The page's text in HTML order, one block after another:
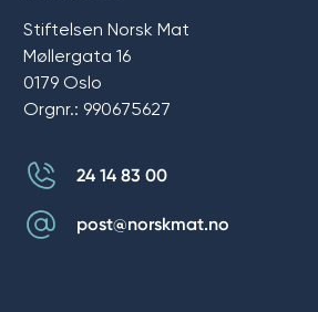
Stiftelsen Norsk Mat
Møllergata 16
0179 Oslo
Orgnr.: 990675627
24 14 83 00
post@norskmat.no